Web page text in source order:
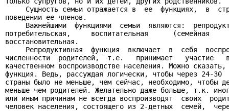
Сущность семьи отражается в  ее  функциях,  в
поведении ее членов.
Важнейшими  функциями  семьи  являются:
потребительская,     воспитательная      (семейная
восстановительная.
Репродуктивная  функция  включает  в  себя
численности  родителей,  т.е.   принимает   участие
качественном воспроизводстве населения. Можно
функция. Ведь, рассуждая логически, чтобы через 24-30
страны было не меньше, чем сейчас, необходимо, чтобы
меньше чем родителей. Желательно даже больше, т.к.
или иным причинам не всегда воспроизводят  своих
человек населения, состоящего из 2-детных  семей,